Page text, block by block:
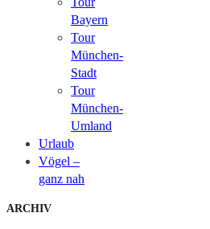
Bayern
Tour
München-
Stadt
Tour
München-
Umland
Urlaub
Vögel –
ganz nah
ARCHIV